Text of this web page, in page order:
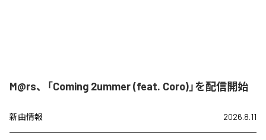
M@rs、「Coming 2ummer (feat. Coro)」を配信開始
新曲情報 2026.8.11